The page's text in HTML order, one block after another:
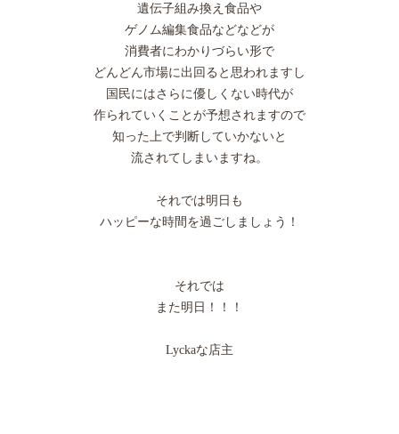
遺伝子組み換え食品や
ゲノム編集食品などなどが
消費者にわかりづらい形で
どんどん市場に出回ると思われますし
国民にはさらに優しくない時代が
作られていくことが予想されますので
知った上で判断していかないと
流されてしまいますね。
それでは明日も
ハッピーな時間を過ごしましょう！
それでは
また明日！！！
Lyckaな店主